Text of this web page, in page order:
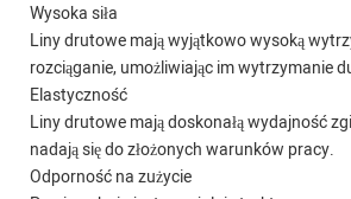
Wysoka siła
Liny drutowe mają wyjątkowo wysoką
rozciąganie, umożliwiając im wytrzymanie
Elastyczność
Liny drutowe mają doskonałą wydajność
nadają się do złożonych warunków pracy.
Odporność na zużycie